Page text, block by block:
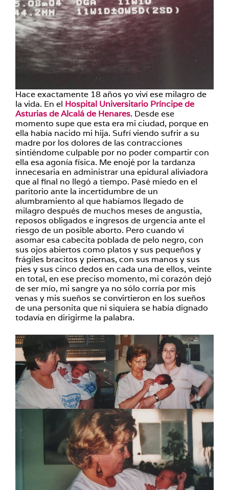
Hace exactamente 18 años yo viví ese milagro de
la vida. En el Hospital Universitario Príncipe de
Asturias de Alcalá de Henares. Desde ese
momento supe que esta era mi ciudad, porque en
ella había nacido mi hija. Sufrí viendo sufrir a su
madre por los dolores de las contracciones
sintiéndome culpable por no poder compartir con
ella esa agonía física. Me enojé por la tardanza
innecesaria en administrar una epidural aliviadora
que al final no llegó a tiempo. Pasé miedo en el
paritorio ante la incertidumbre de un
alumbramiento al que habíamos llegado de
milagro después de muchos meses de angustia,
reposos obligados e ingresos de urgencia ante el
riesgo de un posible aborto. Pero cuando vi
asomar esa cabecita poblada de pelo negro, con
sus ojos abiertos como platos y sus pequeños y
frágiles bracitos y piernas, con sus manos y sus
pies y sus cinco dedos en cada una de ellos, veinte
en total, en ese preciso momento, mi corazón dejó
de ser mío, mi sangre ya no sólo corría por mis
venas y mis sueños se convirtieron en los sueños
de una personita que ni siquiera se había dignado
todavía en dirigirme la palabra.